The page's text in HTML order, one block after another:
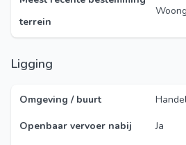
terrein
Ligging
Omgeving / buurt
Openbaar vervoer nabij
Ja